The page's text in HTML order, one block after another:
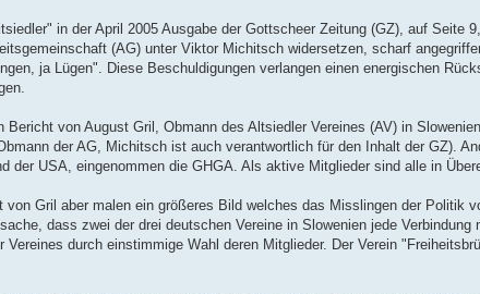
in der April 2005 Ausgabe der Gottscheer Zeitung (GZ), auf Seite
(AG) unter Viktor Michitsch widersetzen, scharf
ja Lügen". Diese Beschuldigungen verlangen einen energischen
Bericht von August Gril, Obmann des Altsiedler Vereines (AV) in
der AG, Michitsch ist auch verantwortlich für den Inhalt der GZ).
der USA, eingenommen die GHGA. Als aktive Mitglieder sind alle in
von Gril aber malen ein größeres Bild welches das Misslingen der Politik
dass zwei der drei deutschen Vereine in Slowenien jede
durch einstimmige Wahl deren Mitglieder. Der Verein